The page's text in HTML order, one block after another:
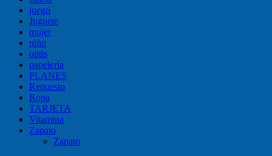
juego
Juguete
mujer
niño
otitis
papelería
PLANES
Repuesto
Ropa
TARJETA
Vitamina
Zapato
Zapato